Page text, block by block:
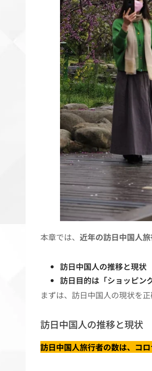
本章では、 近年の訪日中国人
訪日中国人の推移と現状
訪日目的は「ショッピン
まずは、訪日中国人の現状を
訪日中国人の推移と現状
訪日中国人旅行者の数は、コ